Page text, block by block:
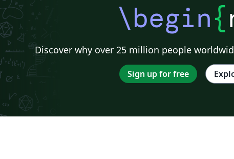
\begin{
Discover why over 25 million people
Sign up for free